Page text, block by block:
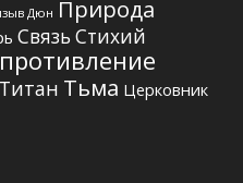
Дюн Природа
Связь Стихий
Титан Тьма Церковник